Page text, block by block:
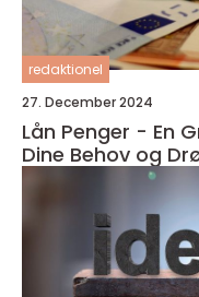
redaktionel
27. December 2024
Lån Penger - En
Dine Behov og